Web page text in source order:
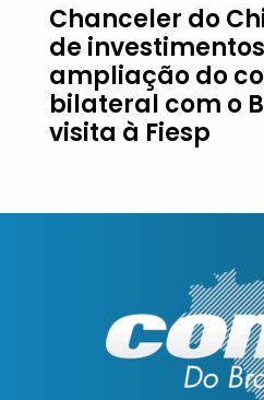
Chanceler do
de
ampliação do
bilateral com o
visita à Fiesp